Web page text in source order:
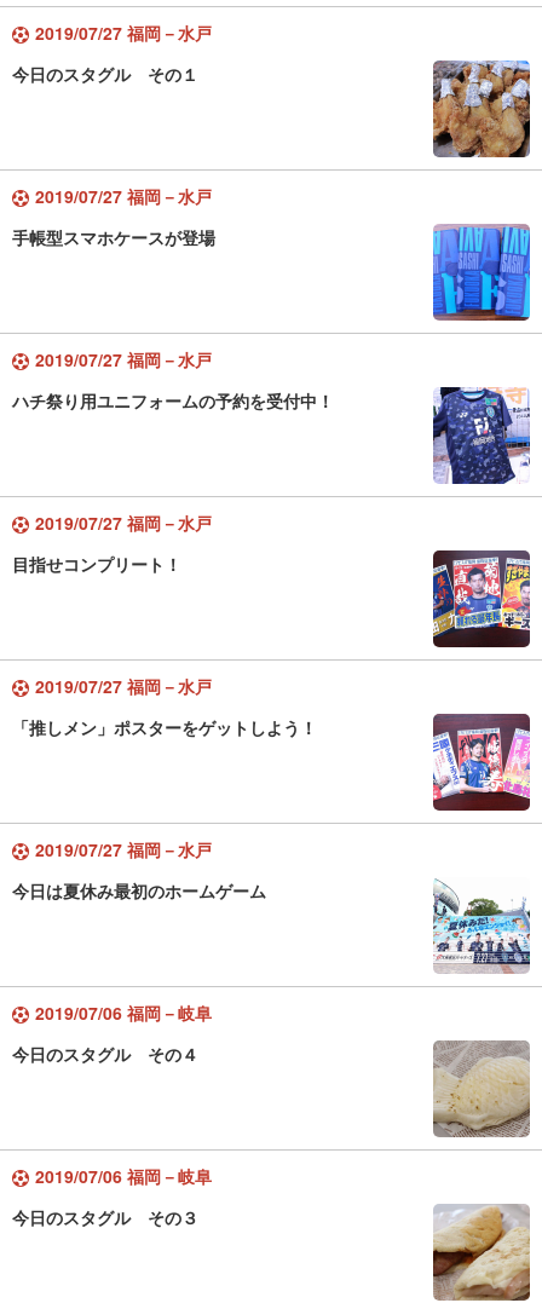
2019/07/27 福岡－水戸
今日のスタグル その１
2019/07/27 福岡－水戸
手帳型スマホケースが登場
2019/07/27 福岡－水戸
ハチ祭り用ユニフォームの予約を受付中！
2019/07/27 福岡－水戸
目指せコンプリート！
2019/07/27 福岡－水戸
「推しメン」ポスターをゲットしよう！
2019/07/27 福岡－水戸
今日は夏休み最初のホームゲーム
2019/07/06 福岡－岐阜
今日のスタグル その４
2019/07/06 福岡－岐阜
今日のスタグル その３